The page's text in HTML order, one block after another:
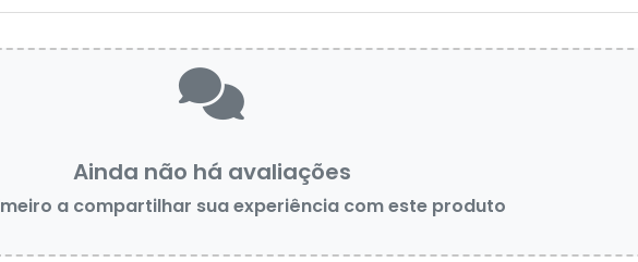
Ainda não há avaliações
a compartilhar sua experiência com este produto